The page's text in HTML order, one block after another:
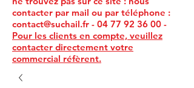
contacter par mail ou par téléphone :
contact@suchail.fr - 04 77 92 36 00 -
Pour les clients en compte, veuillez
contacter directement votre
commercial réfèrent.